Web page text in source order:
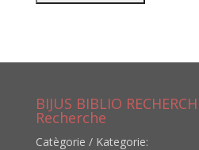
BIJUS BIBLIO
Recherche
Catègorie / Kategorie: